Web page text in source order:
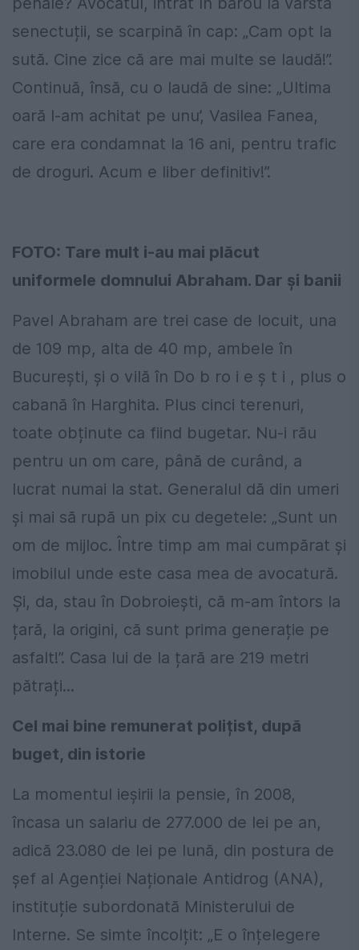
senectuții, se scarpină în cap: „Cam opt la
sută. Cine zice că are mai multe se laudă!”.
Continuă, însă, cu o laudă de sine: „Ultima
oară l-am achitat pe unu’, Vasilea Fanea,
care era condamnat la 16 ani, pentru trafic
de droguri. Acum e liber definitiv!”.
FOTO: Tare mult i-au mai plăcut
uniformele domnului Abraham. Dar și banii
Pavel Abraham are trei case de locuit, una
de 109 mp, alta de 40 mp, ambele în
București, și o vilă în Do b ro i e ș t i , plus o
cabană în Harghita. Plus cinci terenuri,
toate obținute ca fiind bugetar. Nu-i rău
pentru un om care, până de curând, a
lucrat numai la stat. Generalul dă din umeri
și mai să rupă un pix cu degetele: „Sunt un
om de mijloc. Între timp am mai cumpărat și
imobilul unde este casa mea de avocatură.
Și, da, stau în Dobroiești, că m-am întors la
țară, la origini, că sunt prima generație pe
asfalt!”. Casa lui de la țară are 219 metri
pătrați...
Cel mai bine remunerat polițist, după
buget, din istorie
La momentul ieșirii la pensie, în 2008,
încasa un salariu de 277.000 de lei pe an,
adică 23.080 de lei pe lună, din postura de
șef al Agenției Naționale Antidrog (ANA),
instituție subordonată Ministerului de
Interne. Se simte încolțit: „E o înțelegere